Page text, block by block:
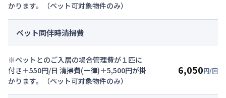
かります。（ペット可対象物件のみ）
ペット同伴時清掃費
※ペットとのご入居の場合管理費が１匹に
付き＋550円/日 清掃費(一律)＋5,500円が掛
かります。（ペット可対象物件のみ）
6,050円/回